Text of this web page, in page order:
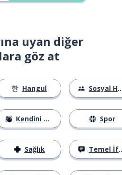
uyan diğer
göz at
Hangul
Kendini Tanıtma
Sağlık
Sosyal Hayat
Spor
Temel İfadeler